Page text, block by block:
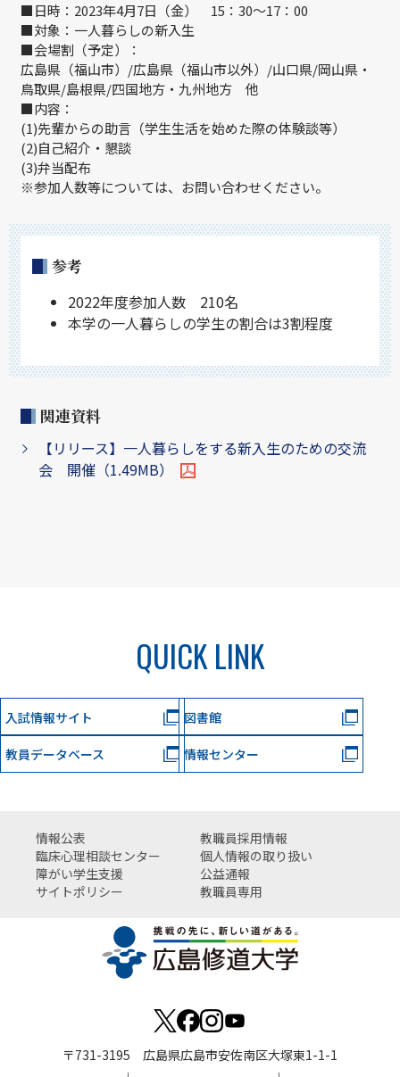
■日時：2023年4月7日（金） 15：30～17：00
■対象：一人暮らしの新入生
■会場割（予定）：
広島県（福山市）/広島県（福山市以外）/山口県/岡山県・
鳥取県/島根県/四国地方・九州地方 他
■内容：
(1)先輩からの助言（学生生活を始めた際の体験談等）
(2)自己紹介・懇談
(3)弁当配布
※参加人数等については、お問い合わせください。
参考
2022年度参加人数 210名
本学の一人暮らしの学生の割合は3割程度
関連資料
【リリース】一人暮らしをする新入生のための交流
会 開催（1.49MB）
QUICK LINK
入試情報サイト 図書館
教員データベース 情報センター
情報公表
教職員採用情報
臨床心理相談センター
個人情報の取り扱い
障がい学生支援
公益通報
サイトポリシー
教職員専用
〒731-3195 広島県広島市安佐南区大塚東1-1-1